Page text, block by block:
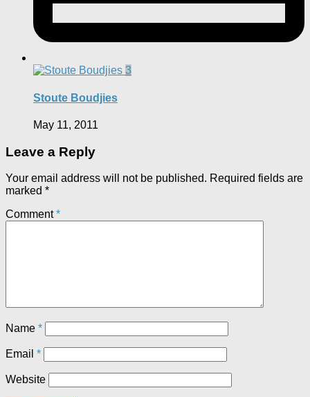
3
Stoute Boudjies
May 11, 2011
Leave a Reply
Your email address will not be published. Required fields are
marked *
Comment*
Name *
Email *
Website